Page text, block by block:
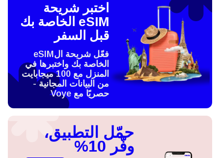
اختبر شريحة
eSIM الخاصة بك
قبل السفر
فعّل شريحة الeSIM
الخاصة بك واختبرها في
المنزل مع 100 ميجابايت
من البيانات المجانية -
حصريًا مع Voye
حمّل التطبيق،
وفّر 10%